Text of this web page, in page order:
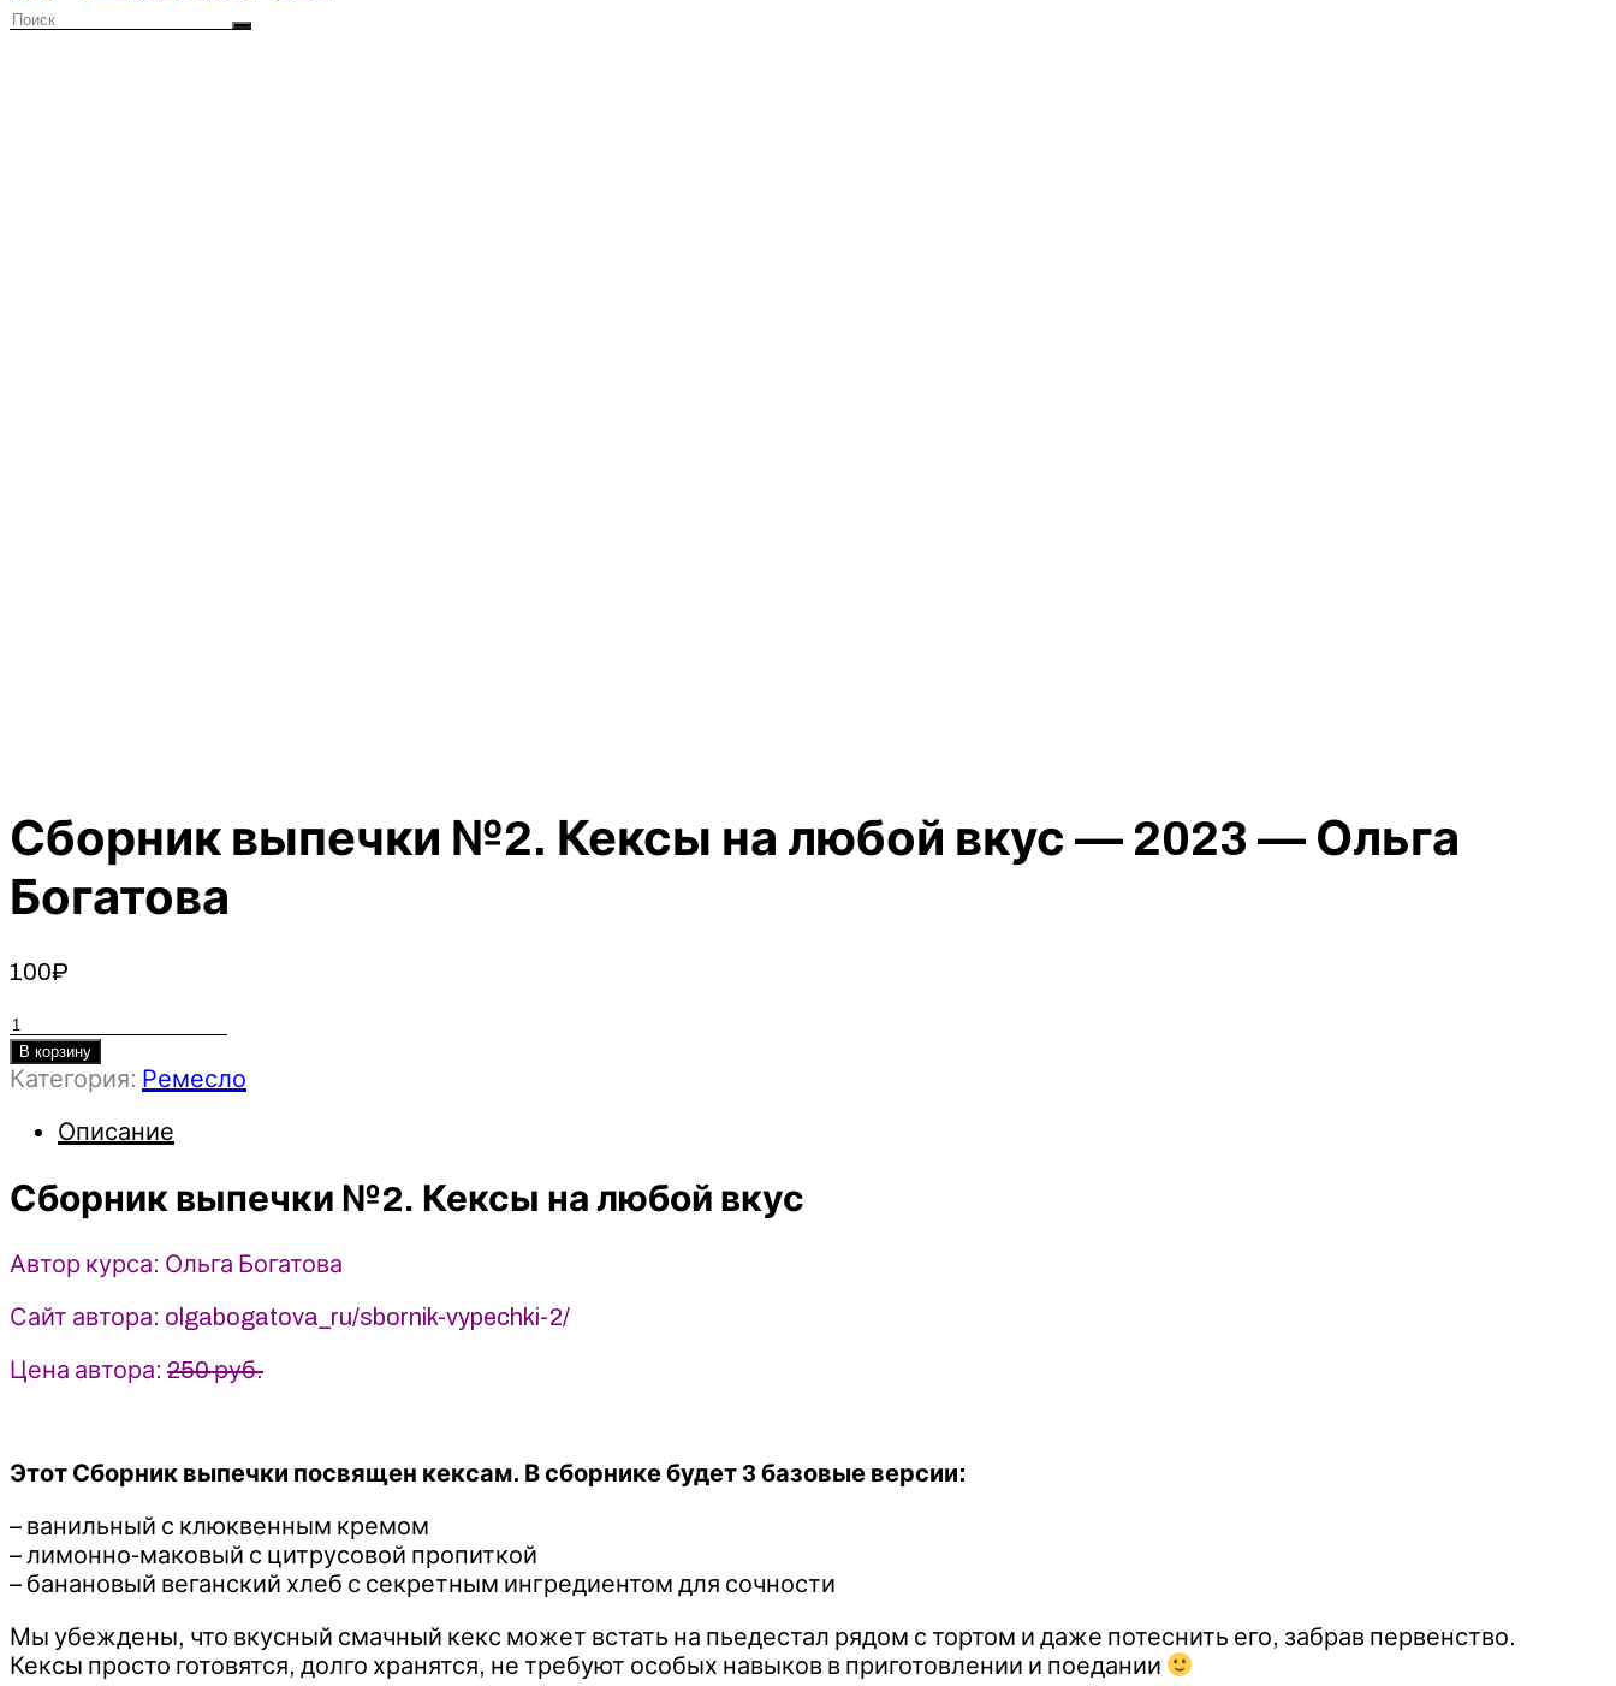
Сборник выпечки №2. Кексы на любой вкус — 2023 — Ольга
Богатова
100₽
Количество
товара
Сборник
№2.
на
любой
вкус
-
2023
-
Ольга
Богатова
В корзину
Категория: Ремесло
Описание
Сборник выпечки №2. Кексы на любой вкус
Автор курса: Ольга Богатова
Сайт автора: olgabogatova_ru/sbornik-vypechki-2/
Цена автора: 250 руб.
Этот Сборник выпечки посвящен кексам. В сборнике будет 3 базовые версии:
– ванильный с клюквенным кремом
– лимонно-маковый с цитрусовой пропиткой
– банановый веганский хлеб с секретным ингредиентом для сочности
Мы убеждены, что вкусный смачный кекс может встать на пьедестал рядом с тортом и даже потеснить его, забрав первенство.
Кексы просто готовятся, долго хранятся, не требуют особых навыков в приготовлении и поедании